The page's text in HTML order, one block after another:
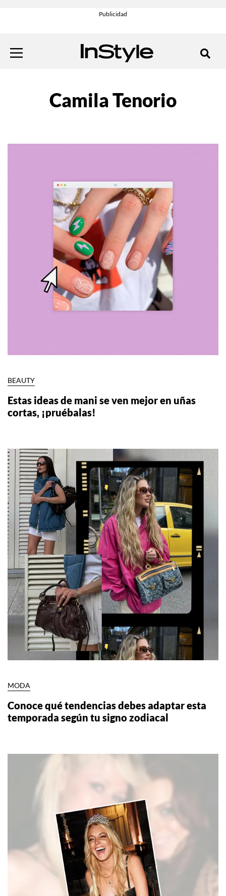
Camila Tenorio
BEAUTY
Estas ideas de mani se ven mejor en uñas
cortas, ¡pruébalas!
MODA
Conoce qué tendencias debes adaptar esta
temporada según tu signo zodiacal